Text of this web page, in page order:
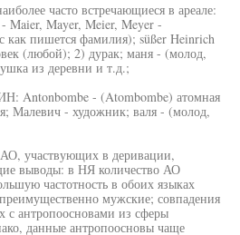
часто встречающиеся в ареале:
Maier, Mayer, Meier, Meyer -
как пишется фамилия); süßer Heinrich
(любой); 2) дурак; маня - (молод,
из деревни и т.д.;
Antonbombe - (Atombombe) атомная
Малевич - художник; валя - (молод,
участвующих в деривации,
выводы: в НЯ количество АО
частотность в обоих языках
мужские; совпадения
с антропоосновами из сферы
данные антропоосновы чаще